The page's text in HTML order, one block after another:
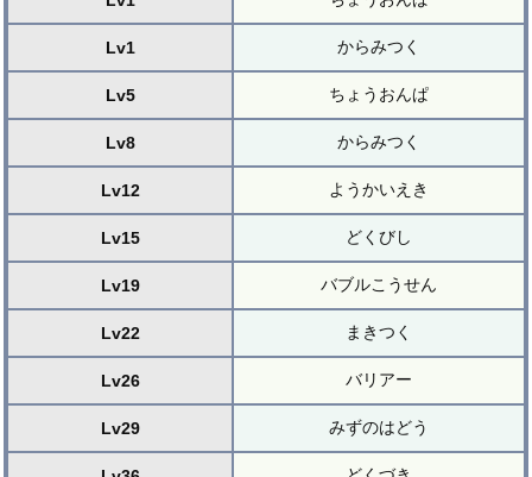
Lv1 からみつく
Lv5 ちょうおんぱ
Lv8 からみつく
Lv12 ようかいえき
Lv15 どくびし
Lv19 バブルこうせん
Lv22 まきつく
Lv26 バリアー
Lv29 みずのはどう